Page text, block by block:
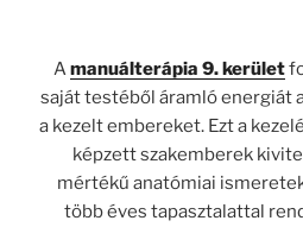
A manuálterápia 9. kerület
saját testéből áramló energiát
a kezelt embereket. Ezt a
képzett szakemberek
mértékű anatómiai
több éves tapasztalattal